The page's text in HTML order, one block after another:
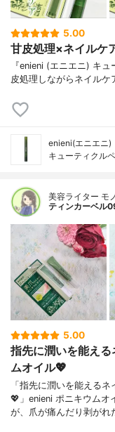
5.00
甘皮処理×ネイルケ
『enieni (エニエニ) キ
皮処理しながらネイル
enieni(エニエニ)
キューティクル
美容ライター モ
ティンカーベル
5.00
指先に潤いを能え
ムオイル💖
「指先に潤いを能える
💖」enieni ポニキウムオ
が、爪が痛んだり剥がれ